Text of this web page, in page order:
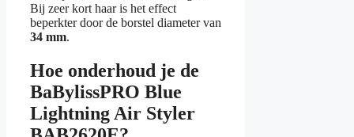
Bij zeer kort haar is het effect
beperkter door de borstel diameter van
34 mm.
Hoe onderhoud je de
BaBylissPRO Blue
Lightning Air Styler